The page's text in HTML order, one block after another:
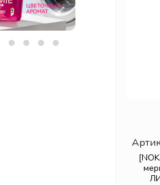
(5)
(104)
(78)